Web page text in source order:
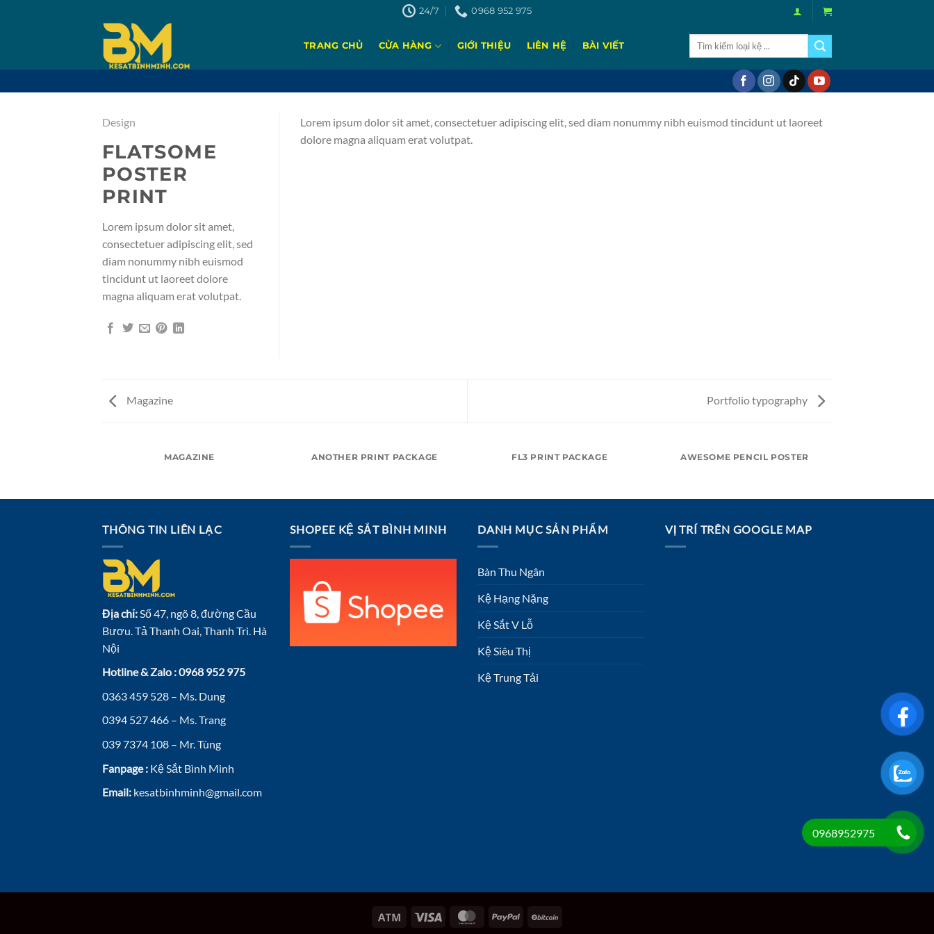
24/7 0968 952 975
TRANG CHỦ CỬA HÀNG GIỚI THIỆU LIÊN HỆ BÀI VIẾT
Tìm
Design
FLATSOME
POSTER
PRINT
Lorem ipsum dolor sit amet,
consectetuer adipiscing elit, sed
diam nonummy nibh euismod
tincidunt ut laoreet dolore
magna aliquam erat volutpat.
Lorem ipsum dolor sit amet, consectetuer adipiscing elit, sed diam nonummy nibh euismod tincidunt ut laoreet
dolore magna aliquam erat volutpat.
Magazine Portfolio typography
MAGAZINE ANOTHER PRINT PACKAGE FL3 PRINT PACKAGE AWESOME PENCIL POSTER
THÔNG TIN LIÊN LẠC
Địa chỉ: Số 47, ngõ 8, đường Cầu
Bươu. Tả Thanh Oai, Thanh Trì. Hà
Nội
Hotline & Zalo : 0968 952 975
0363 459 528 – Ms. Dung
0394 527 466 – Ms. Trang
039 7374 108 – Mr. Tùng
Fanpage : Kệ Sắt Bình Minh
Email: kesatbinhminh@gmail.com
SHOPEE KỆ SẮT BÌNH MINH DANH MỤC SẢN PHẨM
Bàn Thu Ngân
Kệ Hạng Nặng
Kệ Sắt V Lỗ
Kệ Siêu Thị
Kệ Trung Tải
VỊ TRÍ TRÊN GOOGLE MAP
0968952975